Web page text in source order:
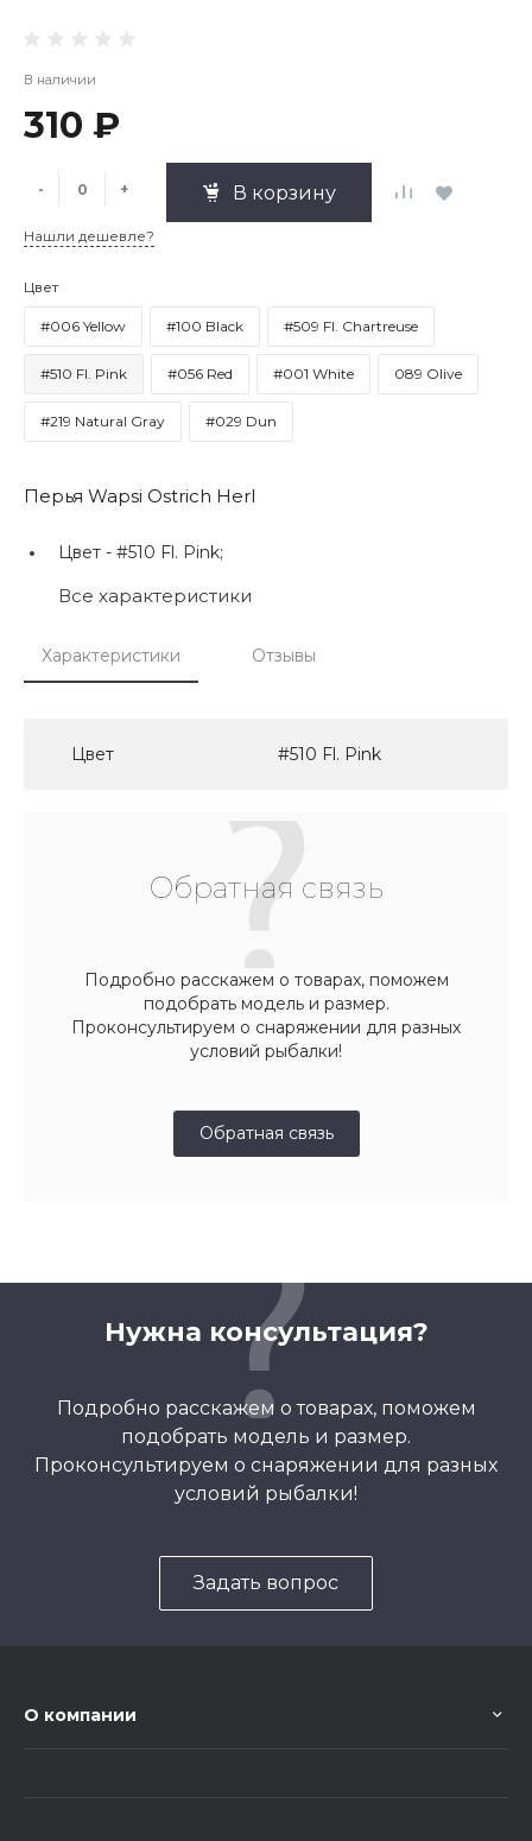
В наличии
310 ₽
- + В корзину
Нашли дешевле?
Цвет
#006 Yellow #100 Black #509 Fl. Chartreuse
#510 Fl. Pink #056 Red #001 White 089 Olive
#219 Natural Gray #029 Dun
Перья Wapsi Ostrich Herl
Цвет - #510 Fl. Pink;
Все характеристики
Характеристики Отзывы
Цвет #510 Fl. Pink
Обратная связь
Подробно расскажем о товарах, поможем
подобрать модель и размер.
Проконсультируем о снаряжении для разных
условий рыбалки!
Обратная связь
Нужна консультация?
Подробно расскажем о товарах, поможем
подобрать модель и размер.
Проконсультируем о снаряжении для разных
условий рыбалки!
Задать вопрос
О компании